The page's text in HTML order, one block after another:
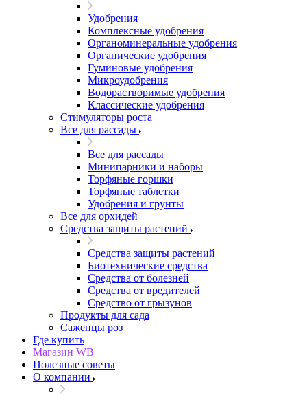
Удобрения
Комплексные удобрения
Органоминеральные удобрения
Органические удобрения
Гуминовые удобрения
Микроудобрения
Водорастворимые удобрения
Классические удобрения
Стимуляторы роста
Все для рассады
Все для рассады
Минипарники и наборы
Торфяные горшки
Торфяные таблетки
Удобрения и грунты
Все для орхидей
Средства защиты растений
Средства защиты растений
Биотехнические средства
Средства от болезней
Средства от вредителей
Средство от грызунов
Продукты для сада
Саженцы роз
Где купить
Магазин WB
Полезные советы
О компании